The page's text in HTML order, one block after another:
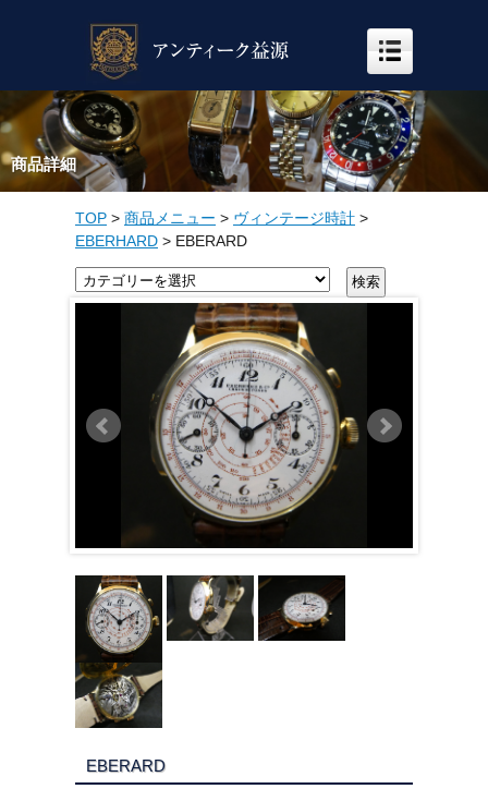
商品詳細
TOP > 商品メニュー > ヴィンテージ時計 >
EBERHARD > EBERARD
EBERARD